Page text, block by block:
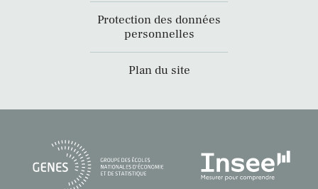
Protection des données
personnelles
Plan du site